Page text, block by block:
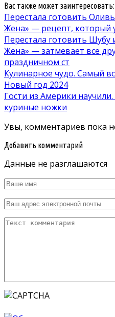
Вас также может заинтересовать:
Перестала готовить
Жена» — рецепт, который
Перестала готовить Шубу
Жена» — затмевает все
праздничном ст
Кулинарное чудо. Самый
Новый год 2024
Гости из Америки
куриные ножки
Увы, комментариев пока
Добавить комментарий
Данные не разглашаются